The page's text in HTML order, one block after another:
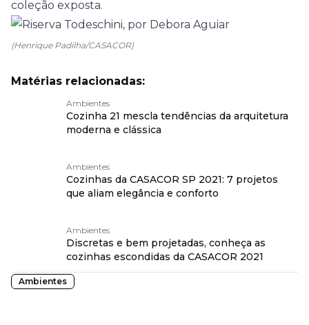
coleção exposta.
(Henrique Padilha/CASACOR)
Matérias relacionadas:
Ambientes
Cozinha 21 mescla tendências da arquitetura
moderna e clássica
Ambientes
Cozinhas da CASACOR SP 2021: 7 projetos
que aliam elegância e conforto
Ambientes
Discretas e bem projetadas, conheça as
cozinhas escondidas da CASACOR 2021
Ambientes